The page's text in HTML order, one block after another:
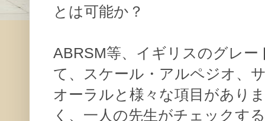
とは可能か？
ABRSM等、イギリスのグレ
て、スケール・アルペジオ、
オーラルと様々な項目があり
く、一人の先生がチェックす